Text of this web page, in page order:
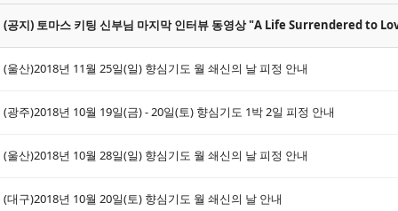
(공지) 토마스 키팅 신부님 마지막 인터뷰 동영상 "A Life Surrendered to
(울산)2018년 11월 25일(일) 향심기도 월 쇄신의 날 피정 안내
(광주)2018년 10월 19일(금) - 20일(토) 향심기도 1박 2일 피정 안내
(울산)2018년 10월 28일(일) 향심기도 월 쇄신의 날 피정 안내
(대구)2018년 10월 20일(토) 향심기도 월 쇄신의 날 안내